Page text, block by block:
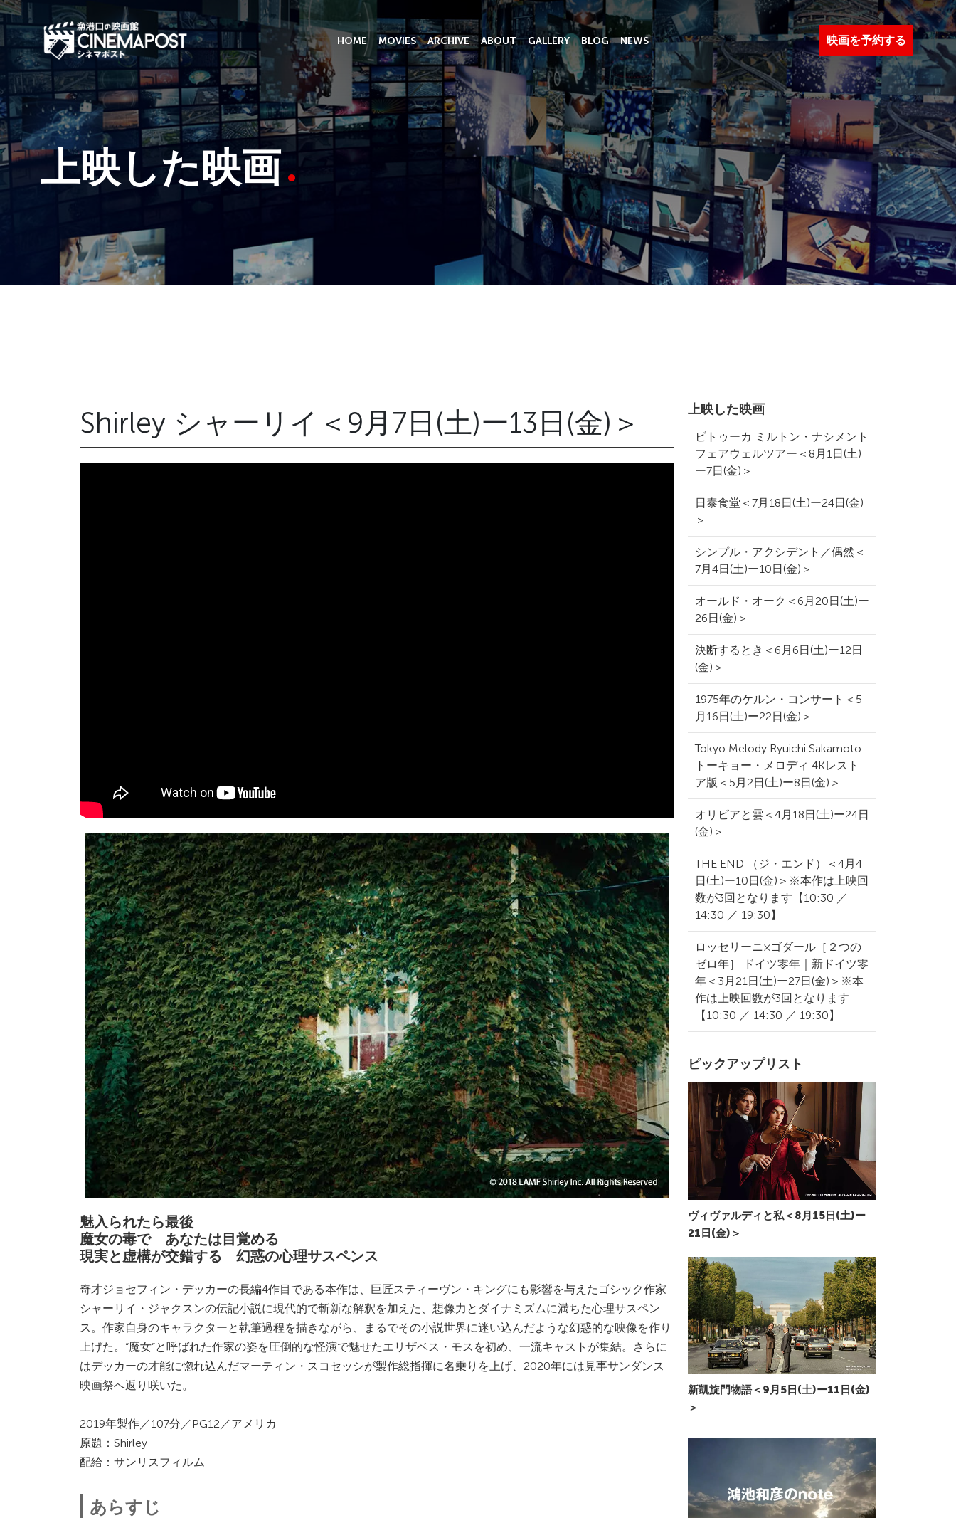
HOME MOVIES ARCHIVE ABOUT GALLERY BLOG NEWS 映画を予約する
上映した映画
Shirley シャーリイ＜9月7日(土)ー13日(金)＞
魅入られたら最後
魔女の毒で あなたは目覚める
現実と虚構が交錯する 幻惑の心理サスペンス
奇才ジョセフィン・デッカーの長編4作目である本作は、巨匠スティーヴン・キングにも影響を与えたゴシック作家
シャーリイ・ジャクスンの伝記小説に現代的で斬新な解釈を加えた、想像力とダイナミズムに満ちた心理サスペン
ス。作家自身のキャラクターと執筆過程を描きながら、まるでその小説世界に迷い込んだような幻惑的な映像を作り
上げた。“魔女”と呼ばれた作家の姿を圧倒的な怪演で魅せたエリザベス・モスを初め、一流キャストが集結。さらに
はデッカーの才能に惚れ込んだマーティン・スコセッシが製作総指揮に名乗りを上げ、2020年には見事サンダンス
映画祭へ返り咲いた。
2019年製作／107分／PG12／アメリカ
原題：Shirley
配給：サンリスフィルム
あらすじ
上映した映画
ビトゥーカ ミルトン・ナシメント
フェアウェルツアー＜8月1日(土)
ー7日(金)＞
日泰食堂＜7月18日(土)ー24日(金)
＞
シンプル・アクシデント／偶然＜
7月4日(土)ー10日(金)＞
オールド・オーク＜6月20日(土)ー
26日(金)＞
決断するとき＜6月6日(土)ー12日
(金)＞
1975年のケルン・コンサート＜5
月16日(土)ー22日(金)＞
Tokyo Melody Ryuichi Sakamoto
トーキョー・メロディ 4Kレスト
ア版＜5月2日(土)ー8日(金)＞
オリビアと雲＜4月18日(土)ー24日
(金)＞
THE END （ジ・エンド）＜4月4
日(土)ー10日(金)＞※本作は上映回
数が3回となります【10:30 ／
14:30 ／ 19:30】
ロッセリーニ×ゴダール［２つの
ゼロ年］ ドイツ零年｜新ドイツ零
年＜3月21日(土)ー27日(金)＞※本
作は上映回数が3回となります
【10:30 ／ 14:30 ／ 19:30】
ピックアップリスト
ヴィヴァルディと私＜8月15日(土)ー
21日(金)＞
新凱旋門物語＜9月5日(土)ー11日(金)
＞